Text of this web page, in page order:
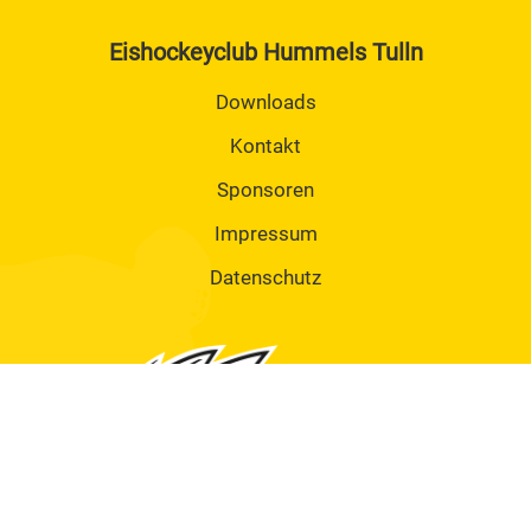
Eishockeyclub Hummels Tulln
Downloads
Kontakt
Sponsoren
Impressum
Datenschutz